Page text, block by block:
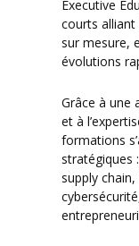
Executive
courts
sur mesure,
évolutions
Grâce à une
et à
formations
stratégiques
supply